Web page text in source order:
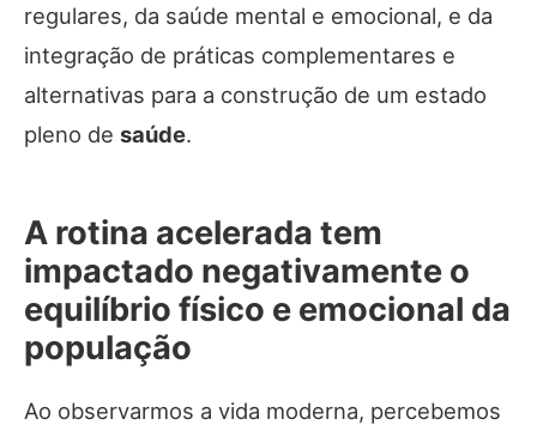
regulares, da saúde mental e emocional, e da
integração de práticas complementares e
alternativas para a construção de um estado
pleno de saúde.
A rotina acelerada tem
impactado negativamente o
equilíbrio físico e emocional da
população
Ao observarmos a vida moderna, percebemos